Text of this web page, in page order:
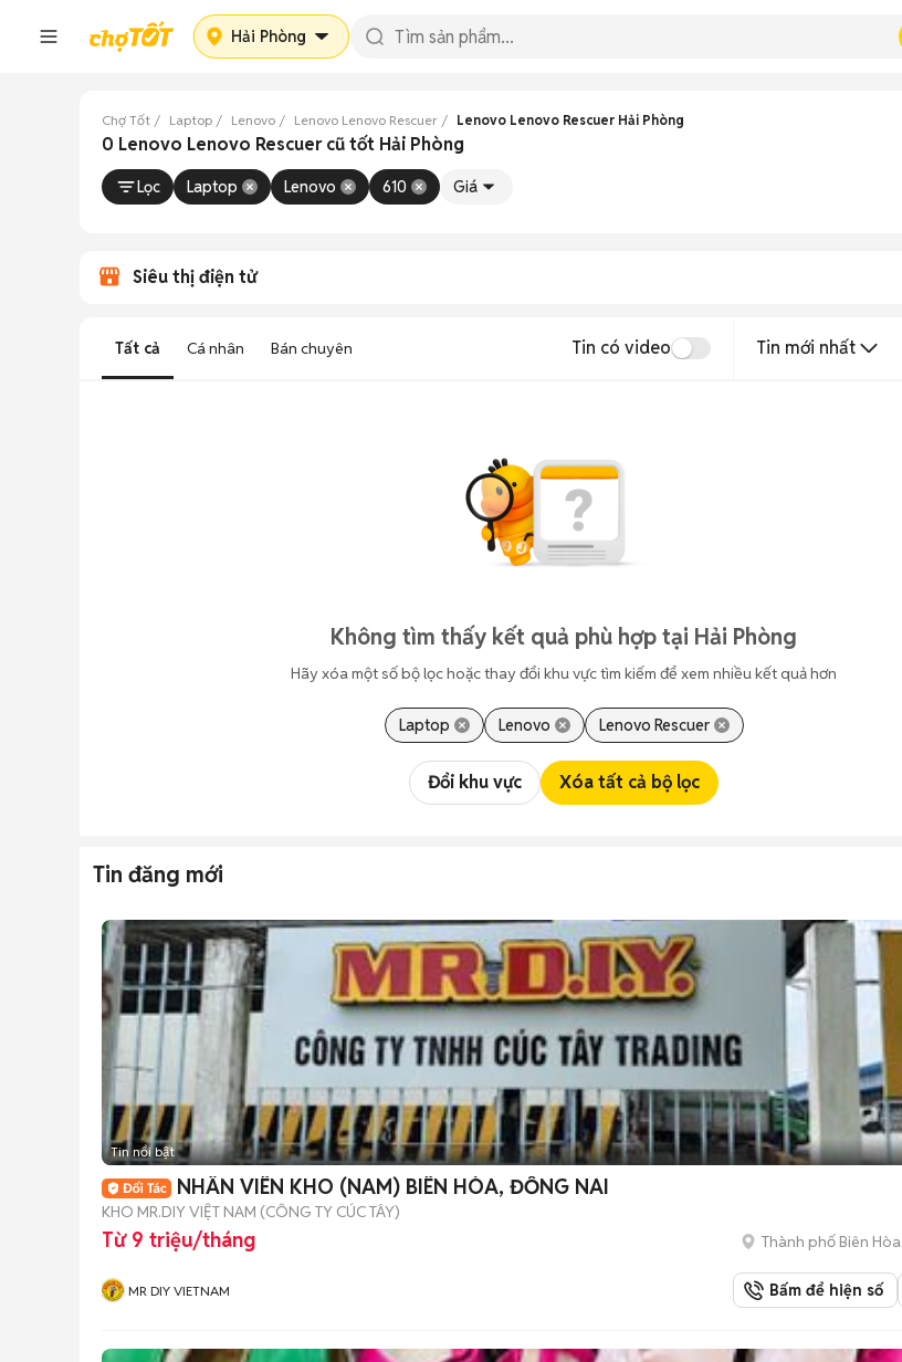
Hải Phòng
Chợ Tốt Laptop Lenovo Lenovo Lenovo Rescuer Lenovo Lenovo Rescuer Hải Phòng
0 Lenovo Lenovo Rescuer cũ tốt Hải Phòng
Lọc Laptop Lenovo 610 Giá
Siêu thị điện tử
Tất cả Cá nhân Bán chuyên Tin có video Tin mới nhất
Không tìm thấy kết quả phù hợp tại Hải Phòng
Hãy xóa một số bộ lọc hoặc thay đổi khu vực tìm kiếm để xem nhiều kết quả hơn
Laptop Lenovo Lenovo Rescuer
Đổi khu vực Xóa tất cả bộ lọc
Tin đăng mới
Tin nổi bật
NHÂN VIÊN KHO (NAM) BIÊN HÒA, ĐỒNG NAI
KHO MR.DIY VIỆT NAM (CÔNG TY CÚC TÂY)
Từ 9 triệu/tháng Thành phố Biên Hòa
MR DIY VIETNAM Bấm để hiện số